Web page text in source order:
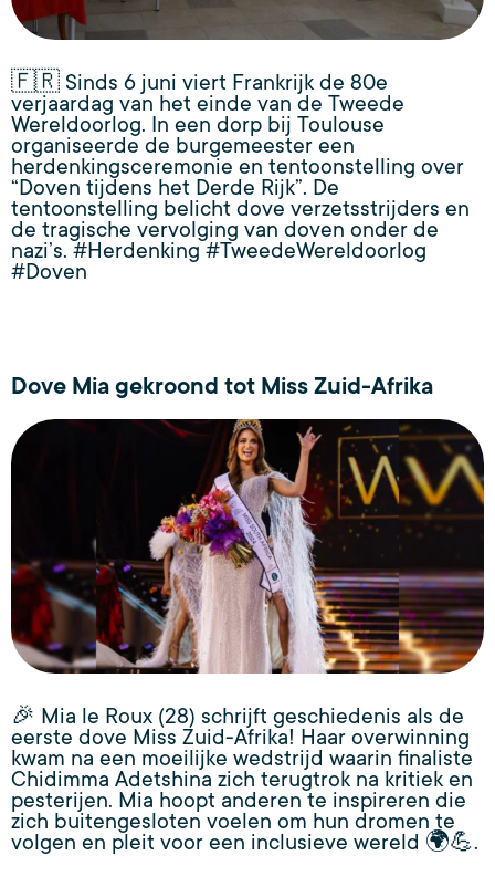
🇫🇷 Sinds 6 juni viert Frankrijk de 80e
verjaardag van het einde van de Tweede
Wereldoorlog. In een dorp bij Toulouse
organiseerde de burgemeester een
herdenkingsceremonie en tentoonstelling over
“Doven tijdens het Derde Rijk”. De
tentoonstelling belicht dove verzetsstrijders en
de tragische vervolging van doven onder de
nazi’s. #Herdenking #TweedeWereldoorlog
#Doven
Dove Mia gekroond tot Miss Zuid-Afrika
🎉 Mia le Roux (28) schrijft geschiedenis als de
eerste dove Miss Zuid-Afrika! Haar overwinning
kwam na een moeilijke wedstrijd waarin finaliste
Chidimma Adetshina zich terugtrok na kritiek en
pesterijen. Mia hoopt anderen te inspireren die
zich buitengesloten voelen om hun dromen te
volgen en pleit voor een inclusieve wereld 🌍💪.